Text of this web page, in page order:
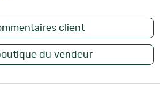
client
du vendeur